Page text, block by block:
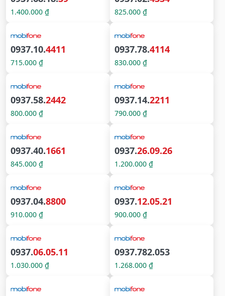
1.400.000 ₫ 825.000 ₫
0937.10.4411
715.000 ₫
0937.78.4114
830.000 ₫
0937.58.2442
800.000 ₫
0937.14.2211
790.000 ₫
0937.40.1661
845.000 ₫
0937.26.09.26
1.200.000 ₫
0937.04.8800
910.000 ₫
0937.12.05.21
900.000 ₫
0937.06.05.11
1.030.000 ₫
0937.782.053
1.268.000 ₫